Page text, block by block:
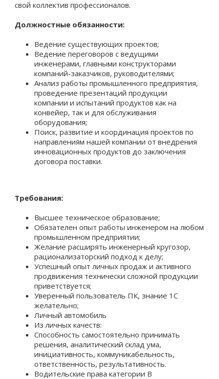
свой коллектив профессионалов.
Должностные обязанности:
Ведение существующих проектов;
Ведение переговоров с ведущими
инженерами, главными конструкторами
компаний-заказчиков, руководителями;
Анализ работы промышленного предприятия,
проведение презентаций продукции
компании и испытаний продуктов как на
конвейер, так и для обслуживания
оборудования;
Поиск, развитие и координация проектов по
направлениям нашей компании от внедрения
инновационных продуктов до заключения
договора поставки.
Требования:
Высшее техническое образование;
Обязателен опыт работы инженером на любом
промышленном предприятии;
Желание расширять инженерный кругозор,
рационализаторский подход к делу;
Успешный опыт личных продаж и активного
продвижения технически сложной продукции
приветствуется;
Уверенный пользователь ПК, знание 1С
желательно;
Личный автомобиль
Из личных качеств:
Способность самостоятельно принимать
решения, аналитический склад ума,
инициативность, коммуникабельность,
ответственность, результативность.
Водительские права категории B